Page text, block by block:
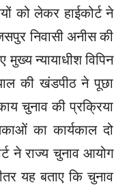
को लेकर हाईकोर्ट ने
निवासी अनीस की
न्यायाधीश विपिन
की खंडपीठ ने पूछा
चुनाव की प्रक्रिया
का कार्यकाल दो
ने राज्य चुनाव आयोग
यह बताए कि चुनाव